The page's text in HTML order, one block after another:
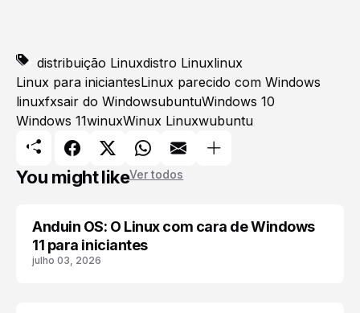
distribuição Linuxdistro Linuxlinux
Linux para iniciantesLinux parecido com Windows
linuxfxsair do WindowsubuntuWindows 10
Windows 11winuxWinux Linuxwubuntu
You might likeVer todos
ANDUIN OS
Anduin OS: O Linux com cara de Windows
11 para iniciantes
julho 03, 2026